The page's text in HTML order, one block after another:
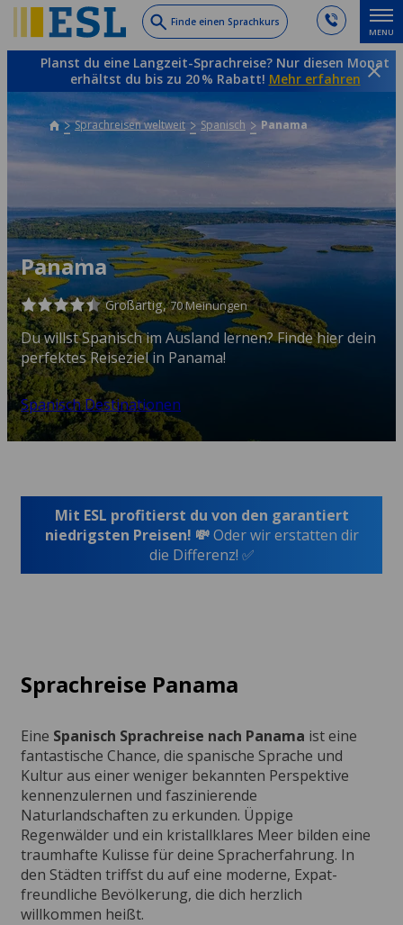
to
main
Finde einen Sprachkurs
MENU
Planst du eine Langzeit-Sprachreise? Nur diesen Monat
erhältst du bis zu 20 % Rabatt! Mehr erfahren
Sprachreisen weltweit Spanisch Panama
Panama
Großartig,70 Meinungen
Du willst Spanisch im Ausland lernen? Finde hier dein
perfektes Reiseziel in Panama!
Spanisch Destinationen
Mit ESL profitierst du von den garantiert
niedrigsten Preisen! 💸Oder wir erstatten dir
die Differenz! ✅
Sprachreise Panama
Eine Spanisch Sprachreise nach Panama ist eine
fantastische Chance, die spanische Sprache und
Kultur aus einer weniger bekannten Perspektive
kennenzulernen und faszinierende
Naturlandschaften zu erkunden. Üppige
Regenwälder und ein kristallklares Meer bilden eine
traumhafte Kulisse für deine Spracherfahrung. In
den Städten triffst du auf eine moderne, Expat-
freundliche Bevölkerung, die dich herzlich
willkommen heißt.